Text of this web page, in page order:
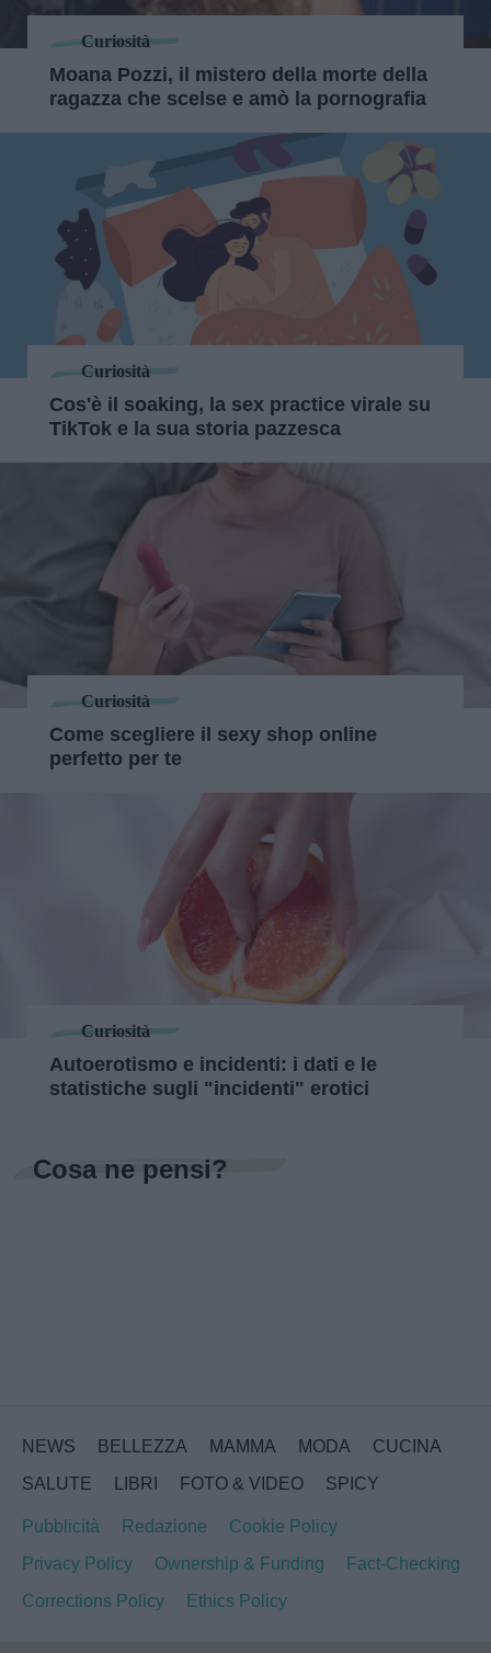
Curiosità
Moana Pozzi, il mistero della morte della
ragazza che scelse e amò la pornografia
Curiosità
Cos'è il soaking, la sex practice virale su
TikTok e la sua storia pazzesca
Curiosità
Come scegliere il sexy shop online
perfetto per te
Curiosità
Autoerotismo e incidenti: i dati e le
statistiche sugli "incidenti" erotici
Cosa ne pensi?
NEWS BELLEZZA MAMMA MODA
CUCINA
SALUTE
LIBRI FOTO & VIDEO SPICY
Pubblicità Redazione
Cookie Policy
Privacy Policy
Ownership & Funding
Fact-Checking
Corrections Policy
Ethics Policy